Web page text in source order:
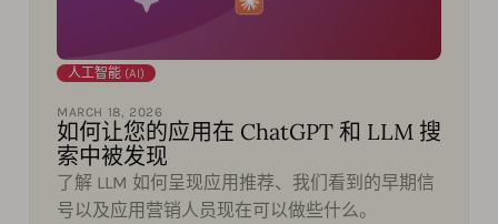
人工智能 (AI)
MARCH 18, 2026
如何让您的应用在 ChatGPT 和 LLM 搜
索中被发现
了解 LLM 如何呈现应用推荐、我们看到的早期信
号以及应用营销人员现在可以做些什么。